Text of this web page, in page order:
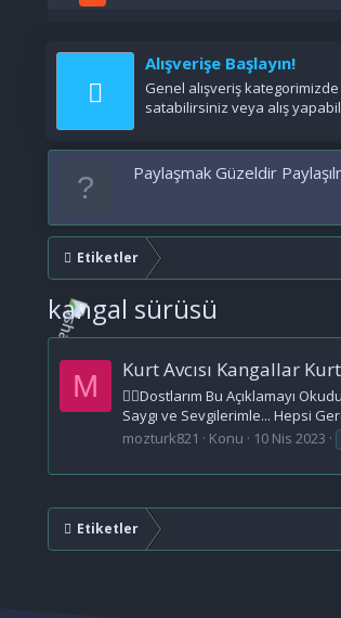
Alışverişe Başlayın!
Genel alışveriş
satabilirsiniz veya alış
Paylaşmak Güzeldir
Etiketler
kangal sürüsü
M Kurt Avcısı Kangallar
🙋‍♂️Dostlarım Bu Açıklamayı
Saygı ve Sevgilerimle... Hepsi
mozturk821
Konu 10 Nis 2023
Etiketler